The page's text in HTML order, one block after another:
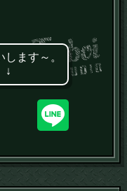
ます～。